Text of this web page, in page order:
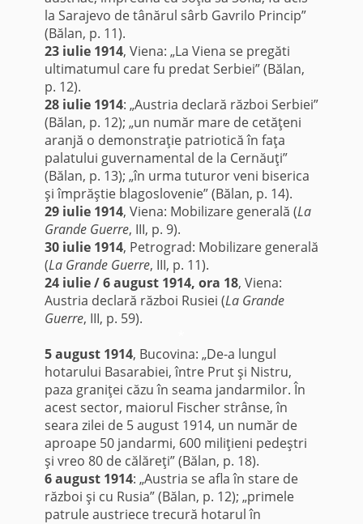
la Sarajevo de tânărul sârb Gavrilo Princip”
(Bălan, p. 11).
23 iulie 1914, Viena: „La Viena se pregăti
ultimatumul care fu predat Serbiei” (Bălan,
p. 12).
28 iulie 1914: „Austria declară război Serbiei”
(Bălan, p. 12); „un număr mare de cetăţeni
aranjă o demonstraţie patriotică în faţa
palatului guvernamental de la Cernăuţi”
(Bălan, p. 13); „în urma tuturor veni biserica
şi împrăştie blagoslovenie” (Bălan, p. 14).
29 iulie 1914, Viena: Mobilizare generală (La
Grande Guerre, III, p. 9).
30 iulie 1914, Petrograd: Mobilizare generală
(La Grande Guerre, III, p. 11).
24 iulie / 6 august 1914, ora 18, Viena:
Austria declară război Rusiei (La Grande
Guerre, III, p. 59).
5 august 1914, Bucovina: „De-a lungul
hotarului Basarabiei, între Prut şi Nistru,
paza graniţei căzu în seama jandarmilor. În
acest sector, maiorul Fischer strânse, în
seara zilei de 5 august 1914, un număr de
aproape 50 jandarmi, 600 miliţieni pedeştri
şi vreo 80 de călăreţi” (Bălan, p. 18).
6 august 1914: „Austria se afla în stare de
război şi cu Rusia” (Bălan, p. 12); „primele
patrule austriece trecură hotarul în